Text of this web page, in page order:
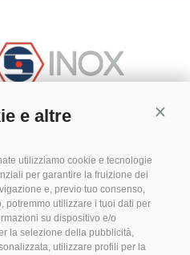
e altre
utilizziamo cookie e tecnologie
per garantire la fruizione dei
e, previo tuo consenso,
potremmo utilizzare i tuoi dati per
su dispositivo e/o
la selezione della pubblicità,
utilizzare profili per la